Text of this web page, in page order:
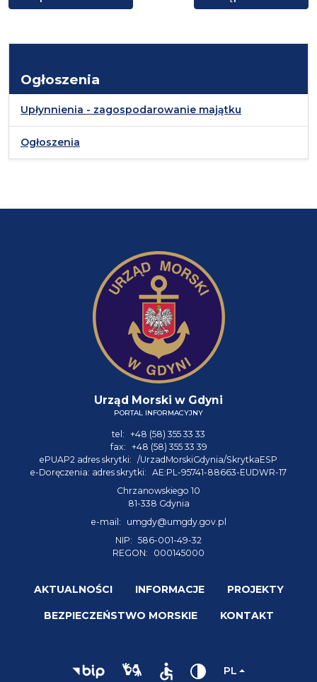
Ogłoszenia
Upłynnienia - zagospodarowanie majątku
Ogłoszenia
Urząd Morski w Gdyni
PORTAL INFORMACYJNY
tel: +48 (58) 355 33 33
fax: +48 (58) 355 33 39
ePUAP2 adres skrytki: /UrzadMorskiGdynia/SkrytkaESP
e-Doręczenia: adres skrytki: AE:PL-95741-88663-EUDWR-17
Chrzanowskiego 10
81-338 Gdynia
e-mail:
umgdy@umgdy.gov.pl
NIP: 586-001-49-32
REGON:
000145000
AKTUALNOŚCI INFORMACJE PROJEKTY
BEZPIECZEŃSTWO MORSKIE KONTAKT
PL